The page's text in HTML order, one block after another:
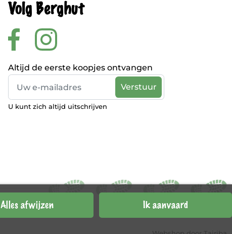
Volg Berghut
Altijd de eerste koopjes ontvangen
U kunt zich altijd uitschrijven
Alles afwijzen Ik aanvaard